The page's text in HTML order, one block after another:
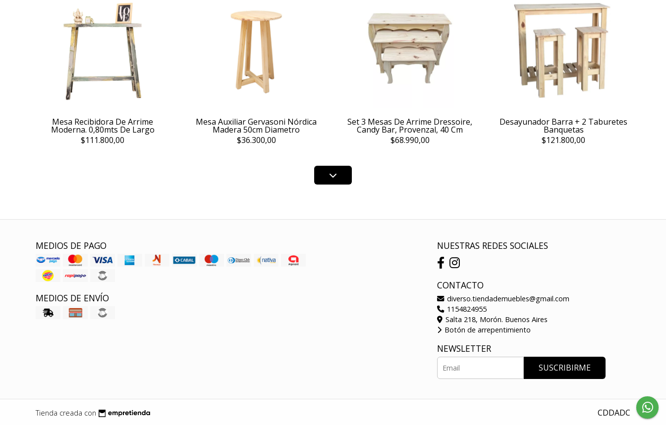
Mesa Recibidora De Arrime
Moderna. 0,80mts De Largo
$111.800,00
Mesa Auxiliar Gervasoni Nórdica
Madera 50cm Diametro
$36.300,00
Set 3 Mesas De Arrime Dressoire,
Candy Bar, Provenzal, 40 Cm
$68.990,00
Desayunador Barra + 2 Taburetes
Banquetas
$121.800,00
MEDIOS DE PAGO
MEDIOS DE ENVÍO
NUESTRAS REDES SOCIALES
CONTACTO
diverso.tiendademuebles@gmail.com
1154824955
Salta 218, Morón. Buenos Aires
Botón de arrepentimiento
NEWSLETTER
SUSCRIBIRME
Tienda creada con CDDADC